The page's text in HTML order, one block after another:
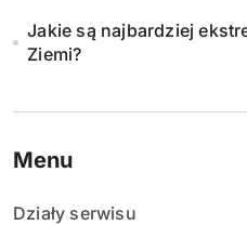
Jakie są najbardziej
Ziemi?
Menu
Działy serwisu